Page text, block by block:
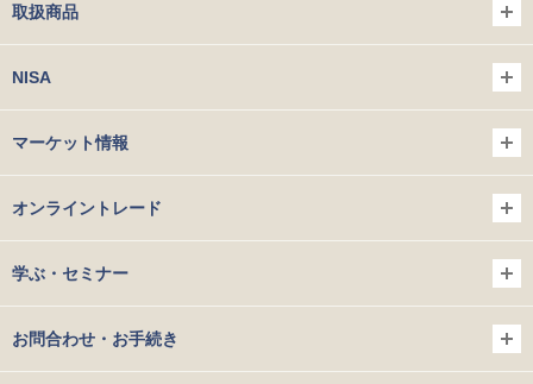
取扱商品
NISA
マーケット情報
オンライントレード
学ぶ・セミナー
お問合わせ・お手続き